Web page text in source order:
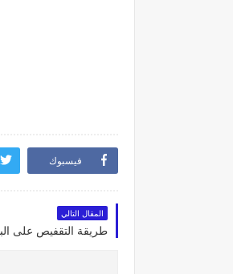
فيسبوك
المقال التالي
طريقة التقفيص على